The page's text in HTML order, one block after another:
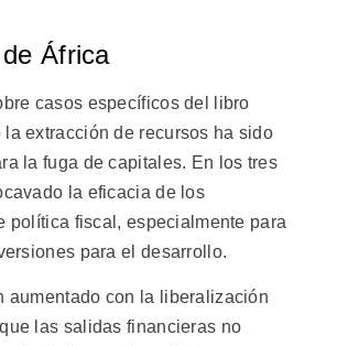
África
casos específicos del libro
la extracción de recursos ha sido
la fuga de capitales. En los tres
la eficacia de los
política fiscal, especialmente para
para el desarrollo.
aumentado con la liberalización
las salidas financieras no